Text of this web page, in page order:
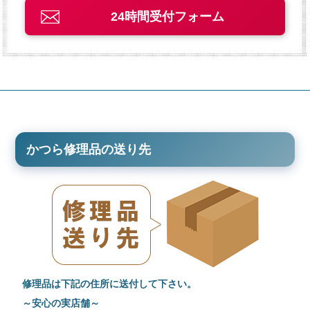
24時間受付フォーム
かつら修理品の送り先
修理品は下記の住所に送付して下さい。
～安心の実店舗～